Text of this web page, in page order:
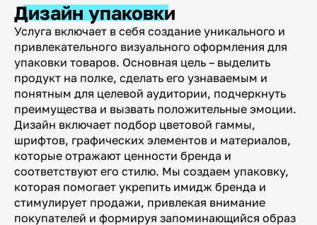
Дизайн упаковки
Услуга включает в себя создание уникального и
привлекательного визуального оформления для
упаковки товаров. Основная цель – выделить
продукт на полке, сделать его узнаваемым и
понятным для целевой аудитории, подчеркнуть
преимущества и вызвать положительные эмоции.
Дизайн включает подбор цветовой гаммы,
шрифтов, графических элементов и материалов,
которые отражают ценности бренда и
соответствуют его стилю. Мы создаем упаковку,
которая помогает укрепить имидж бренда и
стимулирует продажи, привлекая внимание
покупателей и формируя запоминающийся образ